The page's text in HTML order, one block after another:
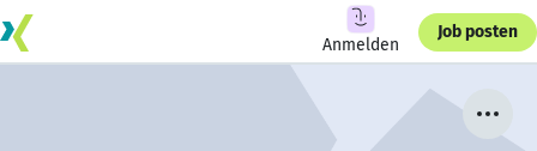
Anmelden
Job posten